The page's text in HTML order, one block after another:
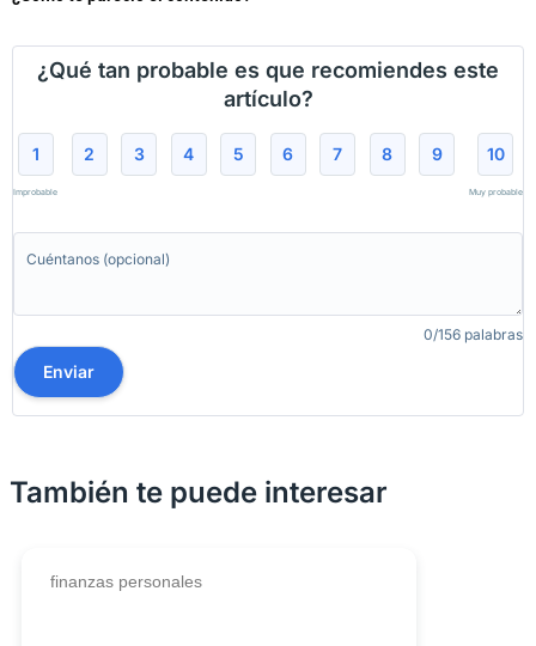
¿Qué tan probable es que recomiendes este
artículo?
1
Improbable
2 3 4 5 6 7 8 9 10
Muy probable
0/156 palabras
Enviar
También te puede interesar
finanzas personales